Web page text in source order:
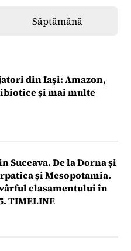
Săptămână
din Iași: Amazon,
și mai multe
Suceava. De la Dorna și
și Mesopotamia.
clasamentului în
TIMELINE